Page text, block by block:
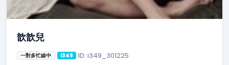
歆歆兒
一對多忙線中 i349 ID: i349_301225